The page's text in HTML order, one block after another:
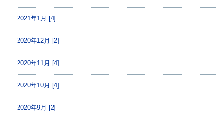
2021年1月 [4]
2020年12月 [2]
2020年11月 [4]
2020年10月 [4]
2020年9月 [2]